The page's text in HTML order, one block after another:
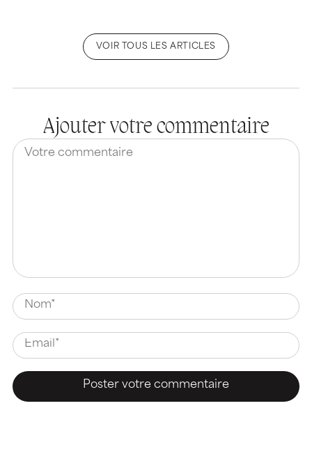
VOIR TOUS LES ARTICLES
Ajouter votre commentaire